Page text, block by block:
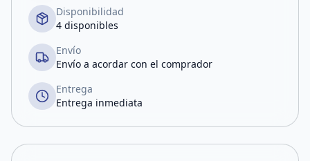
Disponibilidad
4 disponibles
Envío
Envío a acordar con el comprador
Entrega
Entrega inmediata